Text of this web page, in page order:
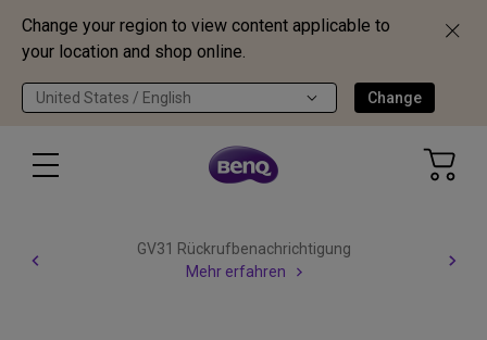
Change your region to view content applicable to
your location and shop online.
United States / English Change
GV31 Rückrufbenachrichtigung
Mehr erfahren